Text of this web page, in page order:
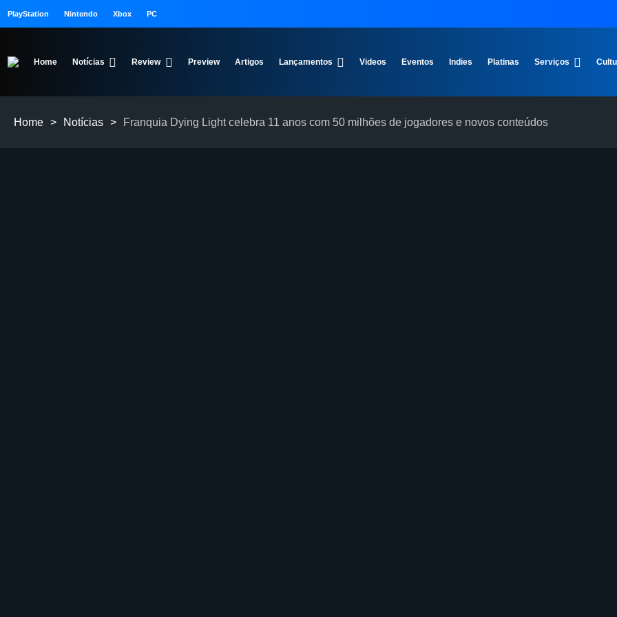
PlayStation Nintendo Xbox PC
Home Notícias Review Preview Artigos Lançamentos Videos Eventos Indies Platinas Serviços
Home > Notícias > Franquia Dying Light celebra 11 anos com 50 milhões de jogadores e novos conteúdos